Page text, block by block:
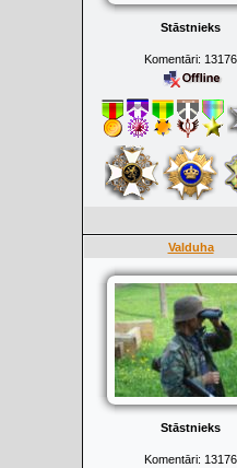
Stāstnieks
Komentāri: 13176
Valduha
Stāstnieks
Komentāri: 13176